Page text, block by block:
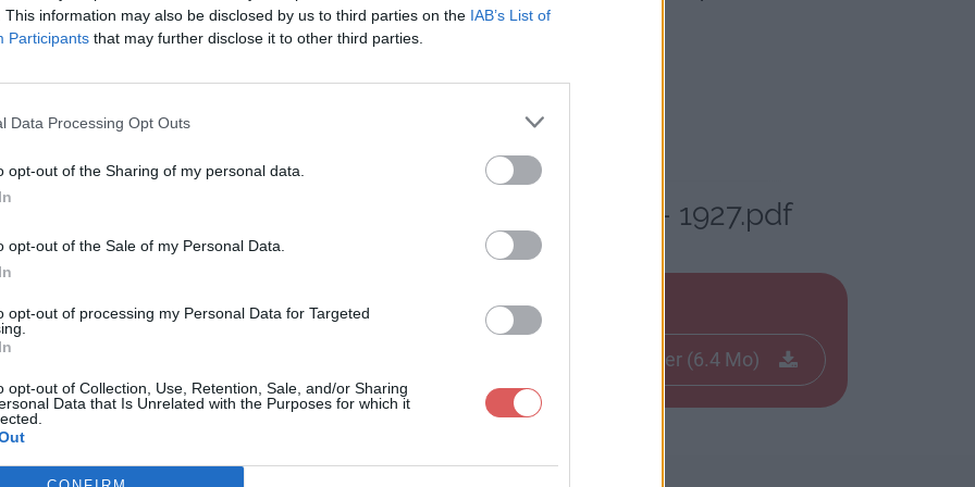
This information may also be disclosed by us to third parties on the IAB’s List of
Participants that may further disclose it to other third parties.
Data Processing Opt Outs
opt-out of the Sharing of my personal data.
opt-out of the Sale of my Personal Data.
opt-out of processing my Personal Data for Targeted
opt-out of Collection, Use, Retention, Sale, and/or Sharing
Data that Is Unrelated with the Purposes for which it
à l_étiologie du cancer - G. Lakhovsky - 1927.pdf
du cancer - G. Lakhovsky - 1927.pdf
Télécharger le fichier (6.4 Mo)